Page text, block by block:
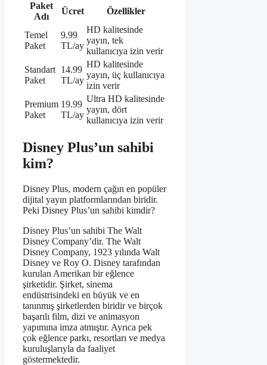
Paket
Adı
Ücret Özellikler
Temel
Paket
9.99
TL/ay
HD kalitesinde
yayın, tek
kullanıcıya izin verir
Standart
Paket
14.99
TL/ay
HD kalitesinde
yayın, üç kullanıcıya
izin verir
Premium
Paket
19.99
TL/ay
Ultra HD kalitesinde
yayın, dört
kullanıcıya izin verir
Disney Plus’un sahibi
kim?
Disney Plus, modern çağın en popüler
dijital yayın platformlarından biridir.
Peki Disney Plus’un sahibi kimdir?
Disney Plus’un sahibi The Walt
Disney Company’dir. The Walt
Disney Company, 1923 yılında Walt
Disney ve Roy O. Disney tarafından
kurulan Amerikan bir eğlence
şirketidir. Şirket, sinema
endüstrisindeki en büyük ve en
tanınmış şirketlerden biridir ve birçok
başarılı film, dizi ve animasyon
yapımına imza atmıştır. Ayrıca pek
çok eğlence parkı, resortları ve medya
kuruluşlarıyla da faaliyet
göstermektedir.